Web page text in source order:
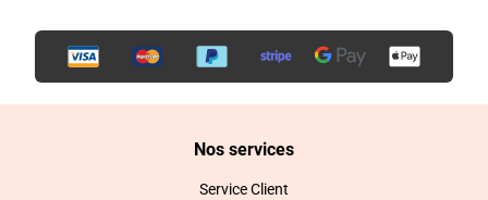
Nos services
Service Client